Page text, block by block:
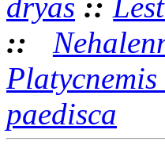
::
paedisca